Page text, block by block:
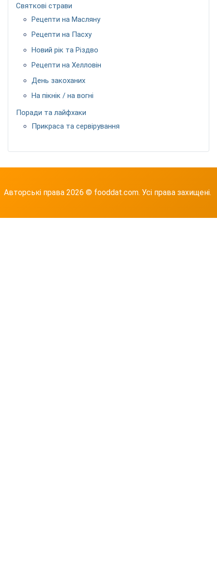
Святкові страви
Рецепти на Масляну
Рецепти на Пасху
Новий рік та Різдво
Рецепти на Хелловін
День закоханих
На пікнік / на вогні
Поради та лайфхаки
Прикраса та сервірування
Авторські права 2026 © fooddat.com. Усі права захищені.